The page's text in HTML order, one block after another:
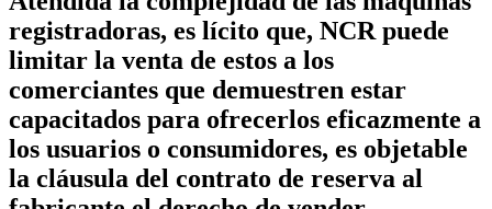
registradoras, es lícito que, NCR puede
limitar la venta de estos a los
comerciantes que demuestren estar
capacitados para ofrecerlos eficazmente a
los usuarios o consumidores, es objetable
la cláusula del contrato de reserva al